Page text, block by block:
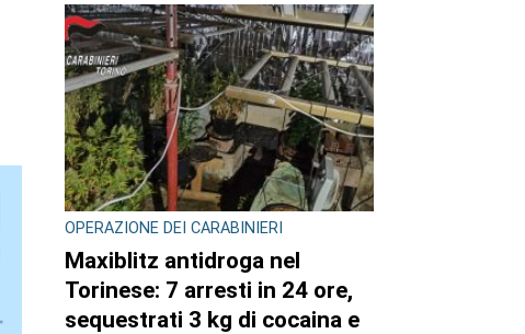
OPERAZIONE DEI CARABINIERI
Maxiblitz antidroga nel
Torinese: 7 arresti in 24 ore,
sequestrati 3 kg di cocaina e